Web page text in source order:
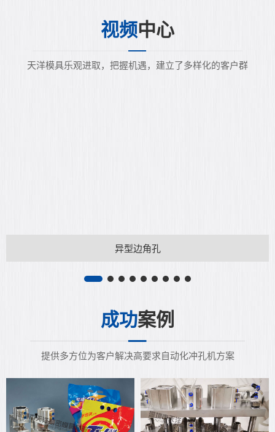
视频中心
天洋模具乐观进取，把握机遇，建立了多样化的客户群
异型边角孔
成功案例
提供多方位为客户解决高要求自动化冲孔机方案